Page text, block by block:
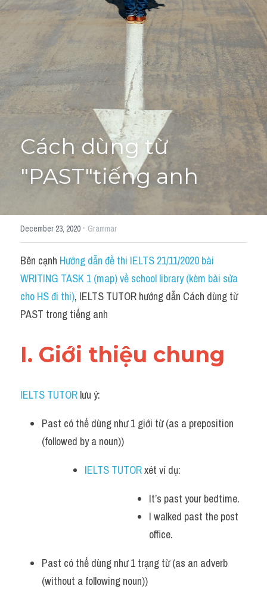
Giải đề thi từng câu
Giải đề thi
Academic words
Phrasal Verb
Idioms đồng nghĩa
Idioms trái nghĩa
Antonym
Idiom
Grammar
Word form
Đề thi thật Task 2
HỌC THỬ
Cách dùng từ
"PAST"tiếng anh
December 23, 2020 · Grammar
Bên cạnh Hướng dẫn đề thi IELTS 21/11/2020 bài
WRITING TASK 1 (map) về school library (kèm bài sửa
cho HS đi thi), IELTS TUTOR hướng dẫn Cách dùng từ
PAST trong tiếng anh
I. Giới thiệu chung
IELTS TUTOR lưu ý:
Past có thể dùng như 1 giới từ (as a preposition
(followed by a noun))
IELTS TUTOR xét ví dụ:
It’s past your bedtime.
I walked past the post
office.
Past có thể dùng như 1 trạng từ (as an adverb
(without a following noun))